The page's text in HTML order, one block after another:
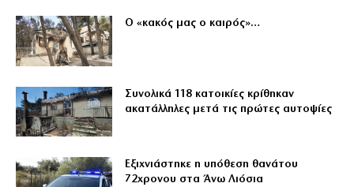
Ο «κακός μας ο καιρός»…
Συνολικά 118 κατοικίες κρίθηκαν
ακατάλληλες μετά τις πρώτες αυτοψίες
Εξιχνιάστηκε η υπόθεση θανάτου
72χρονου στα Άνω Λιόσια